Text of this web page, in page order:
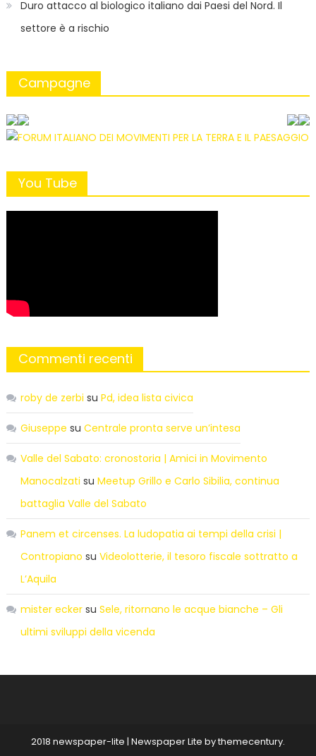
Duro attacco al biologico italiano dai Paesi del Nord. Il
settore è a rischio
Campagne
You Tube
Commenti recenti
roby de zerbi su Pd, idea lista civica
Giuseppe su Centrale pronta serve un’intesa
Valle del Sabato: cronostoria | Amici in Movimento
Manocalzati su Meetup Grillo e Carlo Sibilia, continua
battaglia Valle del Sabato
Panem et circenses. La ludopatia ai tempi della crisi |
Contropiano su Videolotterie, il tesoro fiscale sottratto a
L’Aquila
mister eckersu Sele, ritornano le acque bianche – Gli
ultimi sviluppi della vicenda
2018 newspaper-lite | Newspaper Lite bythemecentury.